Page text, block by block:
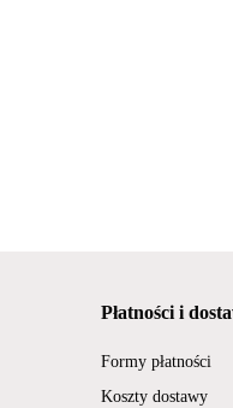
Płatności i
Formy płatności
Koszty dostawy